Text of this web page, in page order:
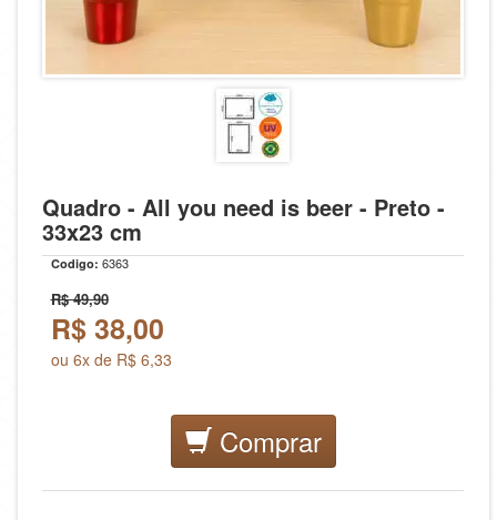
Quadro - All you need is beer - Preto -
33x23 cm
Codigo: 6363
R$ 49,90
R$ 38,00
ou 6x de R$ 6,33
Comprar